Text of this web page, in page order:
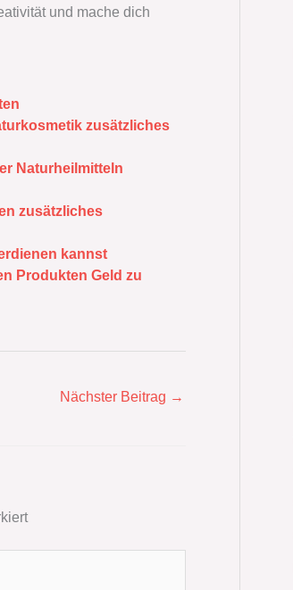
und mache dich
zusätzliches
Naturheilmitteln
zusätzliches
kannst
Produkten Geld zu
Nächster Beitrag →